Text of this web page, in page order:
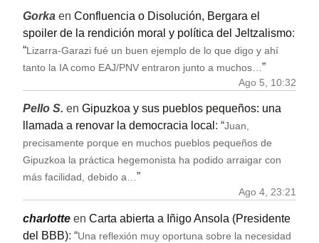
Gorka en Confluencia o Disolución, Bergara el
spoiler de la rendición moral y política del Jeltzalismo:
“Lizarra-Garazi fué un buen ejemplo de lo que digo y ahí
tanto la IA como EAJ/PNV entraron junto a muchos… ”
Ago 5, 10:32
Pello S. en Gipuzkoa y sus pueblos pequeños: una
llamada a renovar la democracia local : “Juan,
precisamente porque en muchos pueblos pequeños de
Gipuzkoa la práctica hegemonista ha podido arraigar con
más facilidad, debido a…”
Ago 4, 23:21
charlotte en Carta abierta a Iñigo Ansola (Presidente
del BBB): “Una reflexión muy oportuna sobre la necesidad